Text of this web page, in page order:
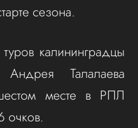
сезона.
калининградцы
Талалаева
месте в РПЛ
очков.